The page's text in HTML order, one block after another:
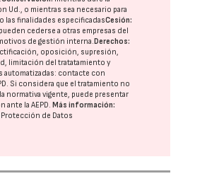
Ud., o mientras sea necesario para
las finalidades especificadasCesión:
cederse a otras empresas del
de gestión interna.Derechos:
oposición, supresión,
limitación del tratatamiento y
automatizadas: contacte con
. Si considera que el tratamiento no
normativa vigente, puede presentar
ante laAEPD.Más información:
de Datos